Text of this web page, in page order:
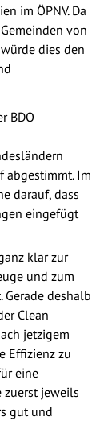
im ÖPNV. Da
von
dies den
BDO
abgestimmt. Im
darauf, dass
eingefügt
klar zur
und zum
deshalb
Clean
jetzigem
Effizienz zu
eine
zuerst jeweils
gut und